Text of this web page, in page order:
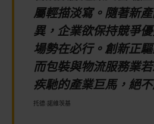
屬輕描淡寫。隨著新
異，企業欲保持競爭
場勢在必行。創新正
而包裝與物流服務業
疾馳的產業巨馬，絕
托德·諾維茨基